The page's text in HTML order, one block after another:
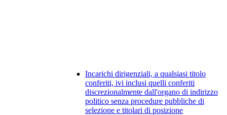
Incarichi dirigenziali, a qualsiasi titolo
conferiti, ivi inclusi quelli conferiti
discrezionalmente dall'organo di indirizzo
politico senza procedure pubbliche di
selezione e titolari di posizione